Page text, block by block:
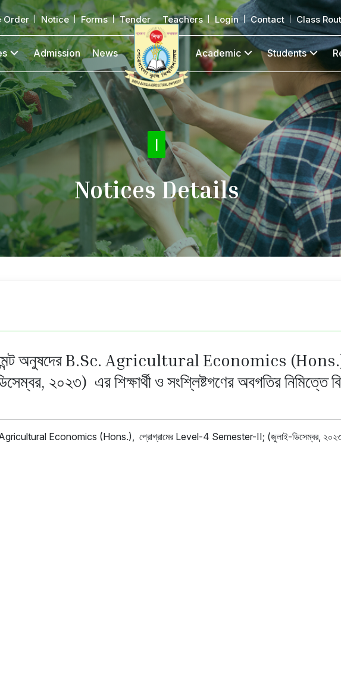
Order Notice Forms Tender Teachers Login Contact Class
Admission News Academic Students
Notic|
Notices Details
অনুষদের B.Sc. Agricultural Economics
২০২৩) এর শিক্ষার্থী ও সংশ্লিষ্টগণের অবগতির নিমিত্তে
Agricultural Economics (Hons.), প্রোগ্রামের Level-4 Semester-II; (জুলাই-ডিসেম্বর, ২০২৩) এর